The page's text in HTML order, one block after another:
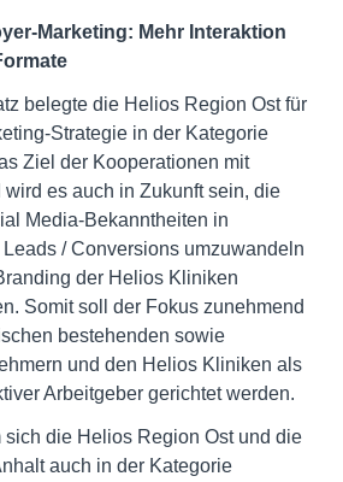
Marketing: Mehr Interaktion
belegte die Helios Region Ost für
Strategie in der Kategorie
Ziel der Kooperationen mit
wird es auch in Zukunft sein, die
Media-Bekanntheiten in
Leads / Conversions umzuwandeln
der Helios Kliniken
Somit soll der Fokus zunehmend
bestehenden sowie
und den Helios Kliniken als
Arbeitgeber gerichtet werden.
sich die Helios Region Ost und die
auch in der Kategorie